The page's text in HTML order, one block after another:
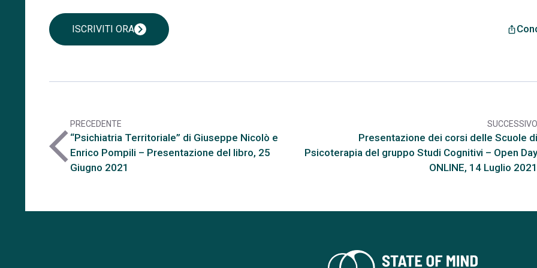
ISCRIVITI ORAchevron_right ios_share
arrow_back_ios
PRECEDENTE
“Psichiatria Territoriale” di Giuseppe Nicolò e
Enrico Pompili – Presentazione del libro, 25
Giugno 2021
SUCCESSIVO
Presentazione dei corsi delle Scuole di
Psicoterapia del gruppo Studi Cognitivi – Open Day
ONLINE, 14 Luglio 2021